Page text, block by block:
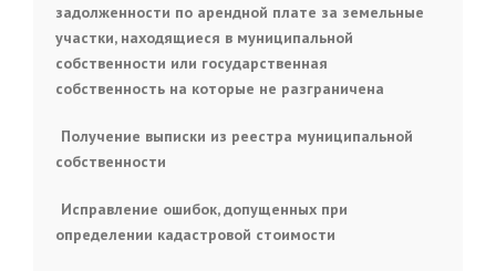
задолженности по арендной плате за земельные
участки, находящиеся в муниципальной
собственности или государственная
собственность на которые не разграничена
Получение выписки из реестра муниципальной
собственности
Исправление ошибок, допущенных при
определении кадастровой стоимости